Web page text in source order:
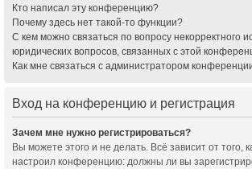
Кто написал эту конференцию?
Почему здесь нет такой-то функции?
С кем можно связаться по вопросу некорректного
юридических вопросов, связанных с этой
Как мне связаться с администратором
Вход на конференцию и регистрация
Зачем мне нужно регистрироваться?
Вы можете этого и не делать. Всё зависит от того,
настроил конференцию: должны ли вы